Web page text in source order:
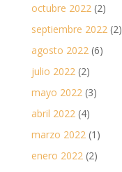
octubre 2022(2)
septiembre 2022(2)
agosto 2022(6)
julio 2022(2)
mayo 2022(3)
abril 2022(4)
marzo 2022(1)
enero 2022(2)